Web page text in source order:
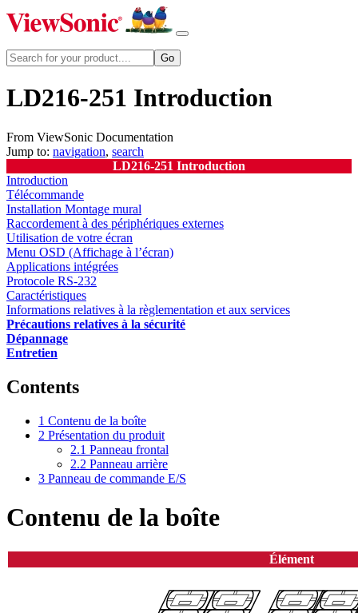
LD216-251 Introduction
From ViewSonic Documentation
Jump to: navigation, search
LD216-251 Introduction
Introduction
Télécommande
Installation Montage mural
Raccordement à des périphériques externes
Utilisation de votre écran
Menu OSD (Affichage à l’écran)
Applications intégrées
Protocole RS-232
Caractéristiques
Informations relatives à la règlementation et aux services
Précautions relatives à la sécurité
Dépannage
Entretien
Contents
1 Contenu de la boîte
2 Présentation du produit
2.1 Panneau frontal
2.2 Panneau arrière
3 Panneau de commande E/S
Contenu de la boîte
Élément